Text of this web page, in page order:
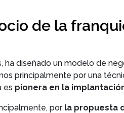
de la
ha diseñado un modelo de
principalmente por una
es pionera en la
por la propuesta